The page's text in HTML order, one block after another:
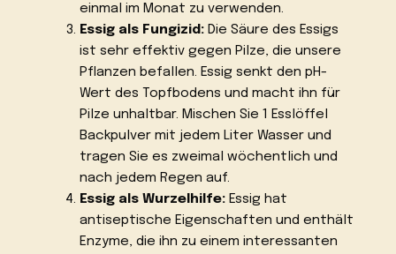
einmal im Monat zu verwenden.
Essig als Fungizid:Die Säure des Essigs
ist sehr effektiv gegen Pilze, die unsere
Pflanzen befallen. Essig senkt den pH-
Wert des Topfbodens und macht ihn für
Pilze unhaltbar. Mischen Sie 1 Esslöffel
Backpulver mit jedem Liter Wasser und
tragen Sie es zweimal wöchentlich und
nach jedem Regen auf.
Essig als Wurzelhilfe:Essig hat
antiseptische Eigenschaften und enthält
Enzyme, die ihn zu einem interessanten